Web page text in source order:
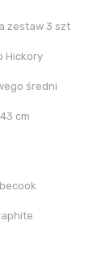
zestaw 3 szt
Hickory
średni
cm